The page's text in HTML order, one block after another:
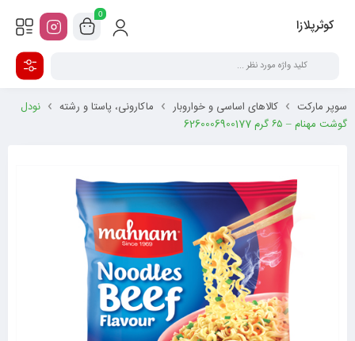
کوثرپلازا
0
سوپر مارکت کالاهای اساسی و خواروبار ماکارونی، پاستا و رشته
نودل
گوشت مهنام – ۶۵ گرم 6260006900177